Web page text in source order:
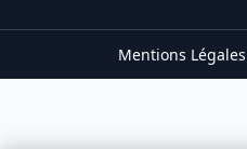
Mentions Légales